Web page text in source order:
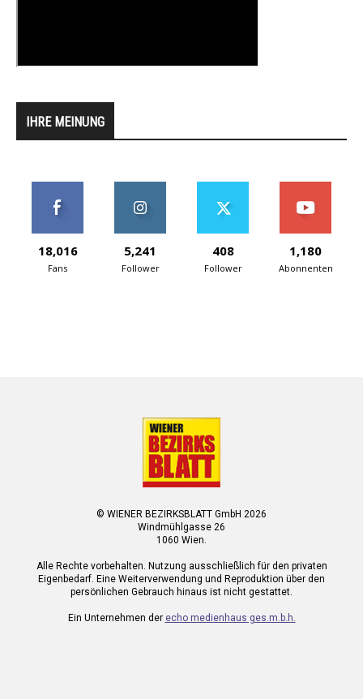
IHRE MEINUNG
18,016
Fans
5,241
Follower
408
Follower
1,180
Abonnenten
© WIENER BEZIRKSBLATT GmbH 2026
Windmühlgasse 26
1060 Wien.
Alle Rechte vorbehalten. Nutzung ausschließlich für den privaten
Eigenbedarf. Eine Weiterverwendung und Reproduktion über den
persönlichen Gebrauch hinaus ist nicht gestattet.
Ein Unternehmen der echo medienhaus ges.m.b.h.